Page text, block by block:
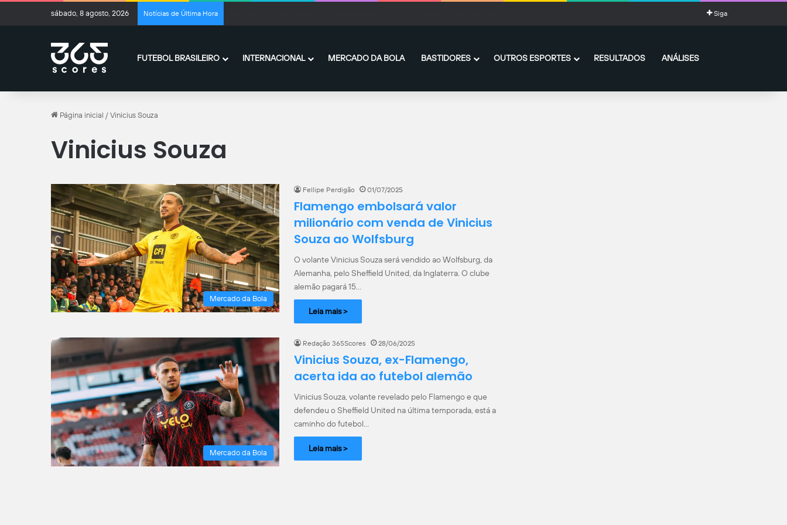
sábado, 8 agosto, 2026 Notícias de Última Hora Siga
FUTEBOL BRASILEIRO INTERNACIONAL MERCADO DA BOLA BASTIDORES OUTROS ESPORTES RESULTADOS ANÁLISES
Página inicial / Vinicius Souza
Vinicius Souza
Mercado da Bola
Fellipe Perdigão 01/07/2025
Flamengo embolsará valor
milionário com venda de Vinicius
Souza ao Wolfsburg
O volante Vinicius Souza será vendido ao Wolfsburg, da
Alemanha, pelo Sheffield United, da Inglaterra. O clube
alemão pagará 15…
Leia mais >
Mercado da Bola
Redação 365Scores 28/06/2025
Vinicius Souza, ex-Flamengo,
acerta ida ao futebol alemão
Vinicius Souza, volante revelado pelo Flamengo e que
defendeu o Sheffield United na última temporada, está a
caminho do futebol…
Leia mais >